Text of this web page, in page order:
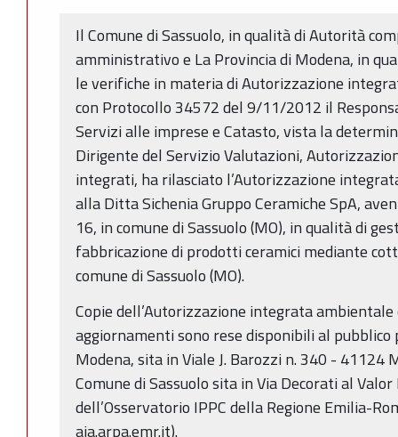
Il Comune di Sassuolo, in qualità di Autorità
amministrativo e La Provincia di Modena, in
le verifiche in materia di Autorizzazione
con Protocollo 34572 del 9/11/2012 il
Servizi alle imprese e Catasto, vista la
Dirigente del Servizio Valutazioni,
integrati, ha rilasciato l’Autorizzazione
alla Ditta Sichenia Gruppo Ceramiche SpA,
16, in comune di Sassuolo (MO), in qualità di
fabbricazione di prodotti ceramici mediante
comune di Sassuolo (MO).
Copie dell’Autorizzazione integrata
aggiornamenti sono rese disponibili al pubblico
Modena, sita in Viale J. Barozzi n. 340 - 41124
Comune di Sassuolo sita in Via Decorati al
dell’Osservatorio IPPC della Regione Emilia-
aia.arpa.emr.it).